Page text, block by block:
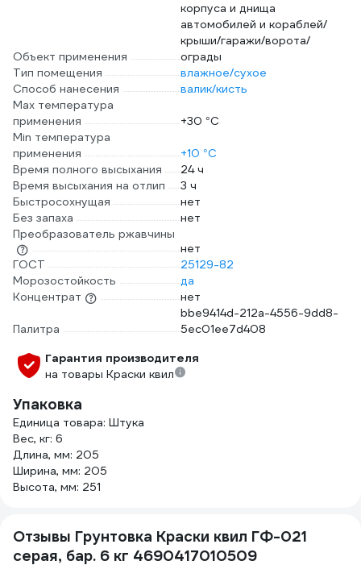
Объект применения
корпуса и днища
автомобилей и кораблей/
крыши/гаражи/ворота/
ограды
Тип помещения
влажное/сухое
Способ нанесения
валик/кисть
Max температура
применения
+30 °С
Min температура
применения
+10 °С
Время полного высыхания
24 ч
Время высыхания на отлип
3 ч
Быстросохнущая
нет
Без запаха
нет
Преобразователь ржавчины
нет
ГОСТ
25129-82
Морозостойкость
да
Концентрат
нет
Палитра
bbe9414d-212a-4556-9dd8-
5ec01ee7d408
Гарантия производителя
на товары Краски квил
Упаковка
Единица товара: Штука
Вес, кг: 6
Длина, мм: 205
Ширина, мм: 205
Высота, мм: 251
Отзывы Грунтовка Краски квил ГФ-021
серая, бар. 6 кг 4690417010509